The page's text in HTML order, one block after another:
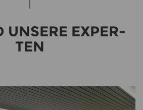
UN­SE­RE EX­PER­
TEN